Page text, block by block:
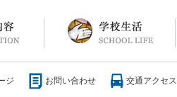
行事・イベント
部活動
ボランティア
サレジアンエピソード
サレジオの日々(ブログ)
ジ お問い合わせ 交通アクセス